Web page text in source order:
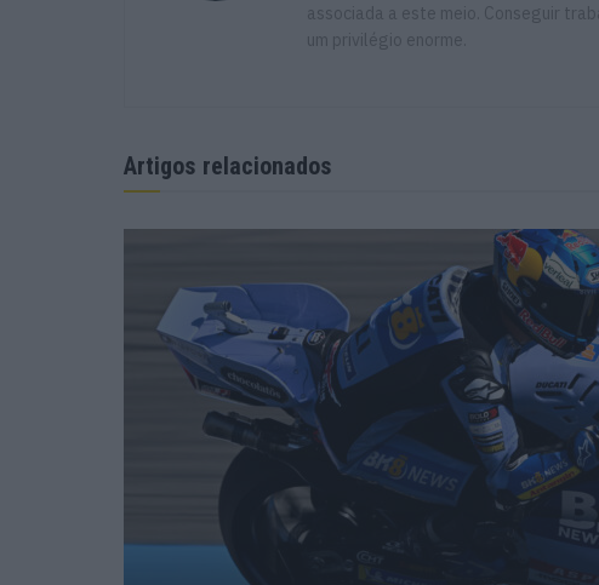
associada a este meio. Conseguir
um privilégio enorme.
Artigos relacionados